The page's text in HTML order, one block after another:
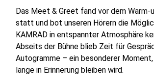
Das Meet & Greet fand vor dem Warm-
statt und bot unseren Hörern die
KAMRAD in entspannter Atmosphäre
Abseits der Bühne blieb Zeit für
Autogramme – ein besonderer
lange in Erinnerung bleiben wird.